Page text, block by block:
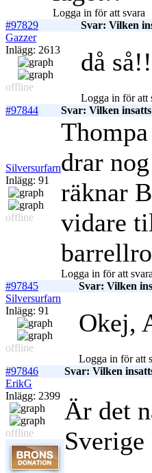
Logga in för att svara
#97829
Svar: Vilken
Gazzer
Inlägg: 2613
offline
då
Logga in för att
#97844
Svar: Vilken
Silversurfarn
Inlägg: 91
offline
drar
räknar
vidare
Logga in för att
#97845
Svar: Vilken
Silversurfarn
Inlägg: 91
offline
Okej,
Logga in för att
#97846
Svar: Vilken
ErikG
Inlägg: 2399
offline
Är det
Sverige